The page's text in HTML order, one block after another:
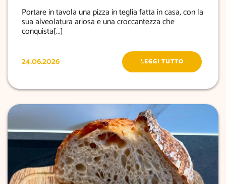
Portare in tavola una pizza in teglia fatta in casa, con la
sua alveolatura ariosa e una croccantezza che
conquista[...]
24.06.2026 LEGGI TUTTO